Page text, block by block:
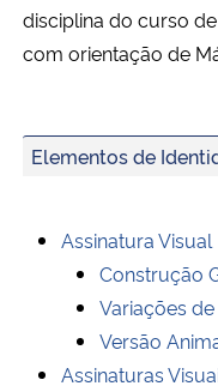
disciplina do curso
com orientação de
Elementos de
Assinatura Visual
Construção
Variações
Versão
Assinaturas